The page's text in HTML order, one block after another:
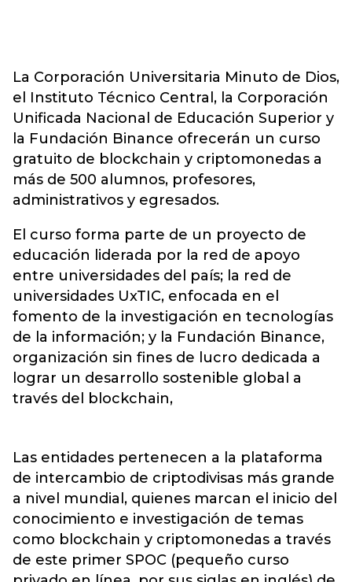
La Corporación Universitaria Minuto de Dios,
el Instituto Técnico Central, la Corporación
Unificada Nacional de Educación Superior y
la Fundación Binance ofrecerán un curso
gratuito de blockchain y criptomonedas a
más de 500 alumnos, profesores,
administrativos y egresados.
El curso forma parte de un proyecto de
educación liderada por la red de apoyo
entre universidades del país; la red de
universidades UxTIC, enfocada en el
fomento de la investigación en tecnologías
de la información; y la Fundación Binance,
organización sin fines de lucro dedicada a
lograr un desarrollo sostenible global a
través del blockchain,
Las entidades pertenecen a la plataforma
de intercambio de criptodivisas más grande
a nivel mundial, quienes marcan el inicio del
conocimiento e investigación de temas
como blockchain y criptomonedas a través
de este primer SPOC (pequeño curso